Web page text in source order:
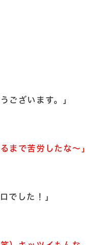
ざいます。」
で苦労したな～」
した！」